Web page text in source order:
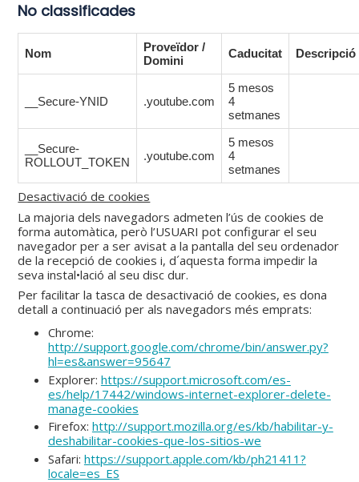
No classificades
Nom
Proveïdor /
Domini
Caducitat Descripció
__Secure-YNID .youtube.com
5 mesos
4
setmanes
__Secure-
ROLLOUT_TOKEN
.youtube.com
5 mesos
4
setmanes
Desactivació de cookies
La majoria dels navegadors admeten l’ús de cookies de
forma automàtica, però l’USUARI pot configurar el seu
navegador per a ser avisat a la pantalla del seu ordenador
de la recepció de cookies i, d´aquesta forma impedir la
seva instal•lació al seu disc dur.
Per facilitar la tasca de desactivació de cookies, es dona
detall a continuació per als navegadors més emprats:
Chrome:
http://support.google.com/chrome/bin/answer.py?
hl=es&answer=95647
Explorer: https://support.microsoft.com/es-
es/help/17442/windows-internet-explorer-delete-
manage-cookies
Firefox: http://support.mozilla.org/es/kb/habilitar-y-
deshabilitar-cookies-que-los-sitios-we
Safari: https://support.apple.com/kb/ph21411?
locale=es_ES